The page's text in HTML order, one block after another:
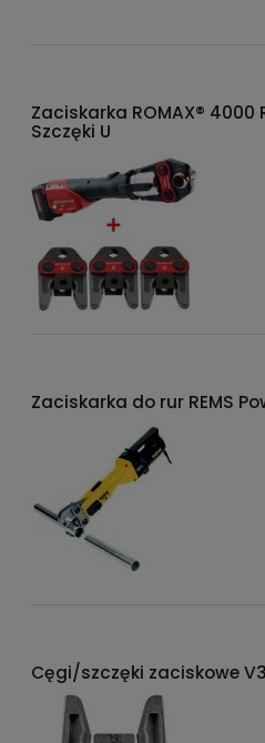
Zaciskarka ROMAX® 4000
Szczęki U
Zaciskarka do rur REMS
Cęgi/szczęki zaciskowe